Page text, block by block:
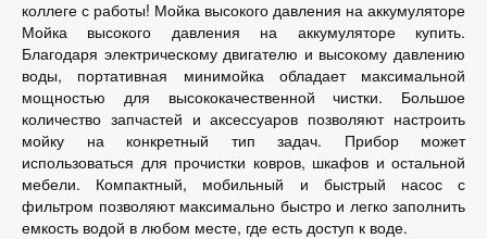
коллеге с работы! Мойка высокого давления на аккумуляторе
Мойка высокого давления на аккумуляторе купить.
Благодаря электрическому двигателю и высокому давлению
воды, портативная минимойка обладает максимальной
мощностью для высококачественной чистки. Большое
количество запчастей и аксессуаров позволяют настроить
мойку на конкретный тип задач. Прибор может
использоваться для прочистки ковров, шкафов и остальной
мебели. Компактный, мобильный и быстрый насос с
фильтром позволяют максимально быстро и легко заполнить
емкость водой в любом месте, где есть доступ к воде.